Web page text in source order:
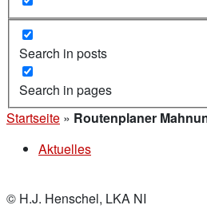
Search in posts
Search in pages
Startseite » Routenplaner
Aktuelles
© H.J. Henschel, LKA NI